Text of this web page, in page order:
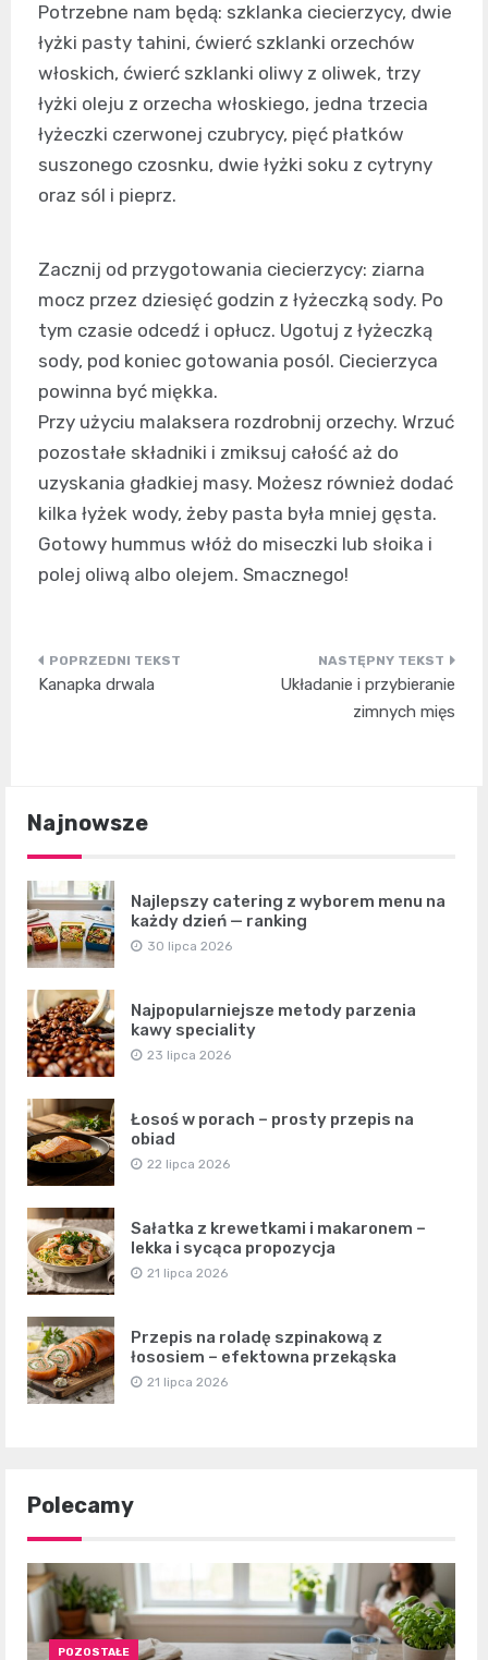
Potrzebne nam będą: szklanka ciecierzycy, dwie
łyżki pasty tahini, ćwierć szklanki orzechów
włoskich, ćwierć szklanki oliwy z oliwek, trzy
łyżki oleju z orzecha włoskiego, jedna trzecia
łyżeczki czerwonej czubrycy, pięć płatków
suszonego czosnku, dwie łyżki soku z cytryny
oraz sól i pieprz.
Zacznij od przygotowania ciecierzycy: ziarna
mocz przez dziesięć godzin z łyżeczką sody. Po
tym czasie odcedź i opłucz. Ugotuj z łyżeczką
sody, pod koniec gotowania posól. Ciecierzyca
powinna być miękka.
Przy użyciu malaksera rozdrobnij orzechy. Wrzuć
pozostałe składniki i zmiksuj całość aż do
uzyskania gładkiej masy. Możesz również dodać
kilka łyżek wody, żeby pasta była mniej gęsta.
Gotowy hummus włóż do miseczki lub słoika i
polej oliwą albo olejem. Smacznego!
Nawigacja
Kanapka drwala
Układanie i przybieranie
zimnych mięs
Najnowsze
Najlepszy catering z wyborem menu na
każdy dzień — ranking
30 lipca 2026
Najpopularniejsze metody parzenia
kawy speciality
23 lipca 2026
Łosoś w porach – prosty przepis na
obiad
22 lipca 2026
Sałatka z krewetkami i makaronem –
lekka i sycąca propozycja
21 lipca 2026
Przepis na roladę szpinakową z
łososiem – efektowna przekąska
21 lipca 2026
Polecamy
POZOSTAŁE